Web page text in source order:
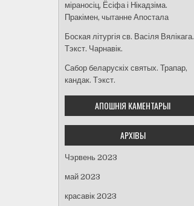
міраносіц, Ёсіфа і Нікадзіма.
Пракімен, чытанне Апостала
Боская літургія св. Васіля Вялікага.
Тэкст. Чарнавік.
Сабор беларускіх святых. Трапар,
кандак. Тэкст.
АПОШНІЯ КАМЕНТАРЫІ
АРХІВЫ
Чэрвень 2023
май 2023
красавік 2023